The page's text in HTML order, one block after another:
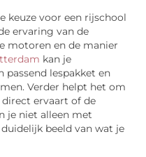
keuze voor een rijschool
ervaring van de
motoren en de manier
kan je
passend lespakket en
Verder helpt het om
ervaart of de
je niet alleen met
beeld van wat je